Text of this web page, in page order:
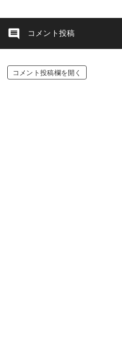
コメント投稿
コメント投稿欄を開く